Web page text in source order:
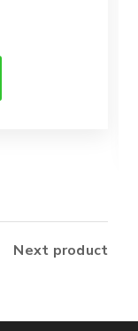
Next product